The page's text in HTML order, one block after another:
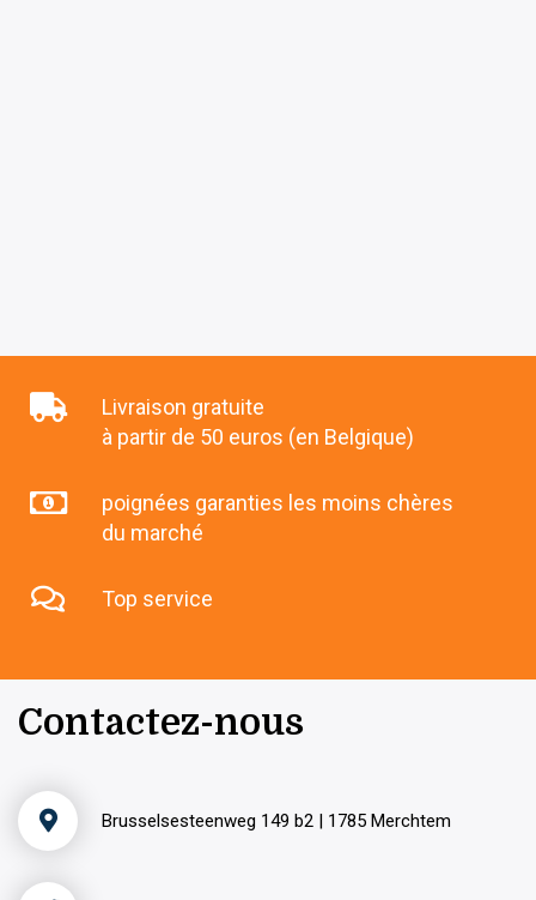
Livraison gratuite
à partir de 50 euros (en Belgique)
poignées garanties les moins chères
du marché
Top service
Contactez-nous
Brusselsesteenweg 149 b2 | 1785 Merchtem